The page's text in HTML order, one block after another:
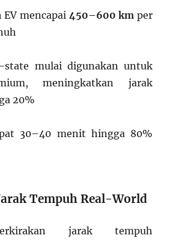
EV mencapai 450–600 km per
state mulai digunakan untuk
meningkatkan jarak
20%
30–40 menit hingga 80%
Tempuh Real-World
jarak tempuh